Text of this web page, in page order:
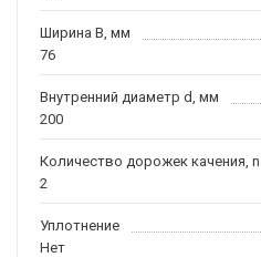
Ширина B, мм
76
Внутренний диаметр d, мм
200
Количество дорожек качения, n
2
Уплотнение
Нет